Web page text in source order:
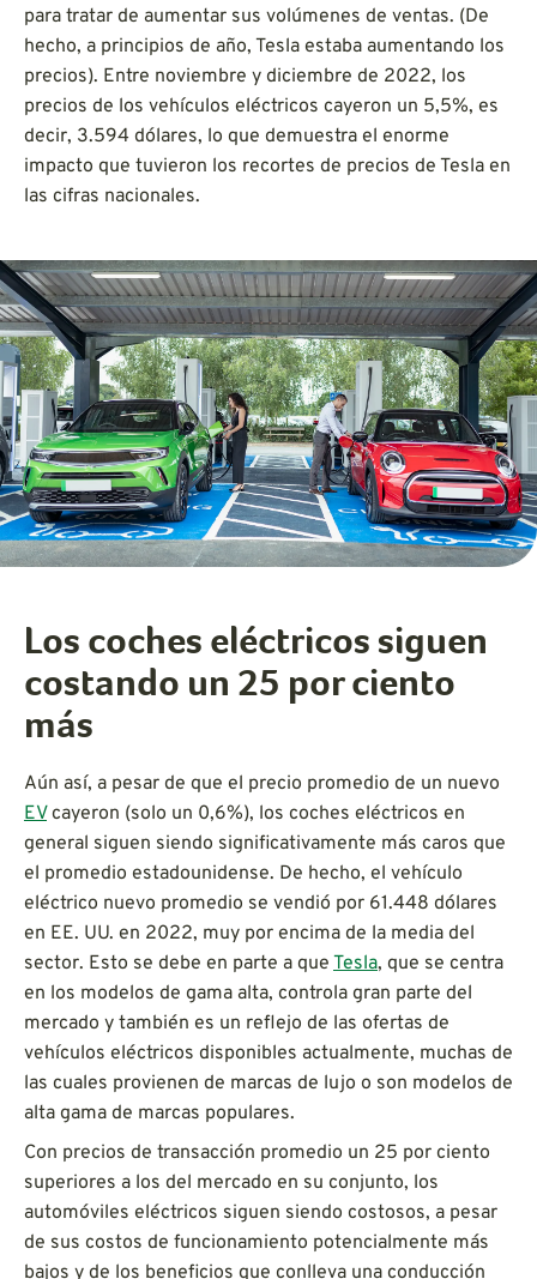
para tratar de aumentar sus volúmenes de ventas. (De
hecho, a principios de año, Tesla estaba aumentando los
precios). Entre noviembre y diciembre de 2022, los
precios de los vehículos eléctricos cayeron un 5,5%, es
decir, 3.594 dólares, lo que demuestra el enorme
impacto que tuvieron los recortes de precios de Tesla en
las cifras nacionales.
Los coches eléctricos siguen
costando un 25 por ciento
más
Aún así, a pesar de que el precio promedio de un nuevo
EVcayeron (solo un 0,6%), los coches eléctricos en
general siguen siendo significativamente más caros que
el promedio estadounidense. De hecho, el vehículo
eléctrico nuevo promedio se vendió por 61.448 dólares
en EE. UU. en 2022, muy por encima de la media del
sector. Esto se debe en parte a que Tesla, que se centra
en los modelos de gama alta, controla gran parte del
mercado y también es un reflejo de las ofertas de
vehículos eléctricos disponibles actualmente, muchas de
las cuales provienen de marcas de lujo o son modelos de
alta gama de marcas populares.
Con precios de transacción promedio un 25 por ciento
superiores a los del mercado en su conjunto, los
automóviles eléctricos siguen siendo costosos, a pesar
de sus costos de funcionamiento potencialmente más
bajos y de los beneficios que conlleva una conducción